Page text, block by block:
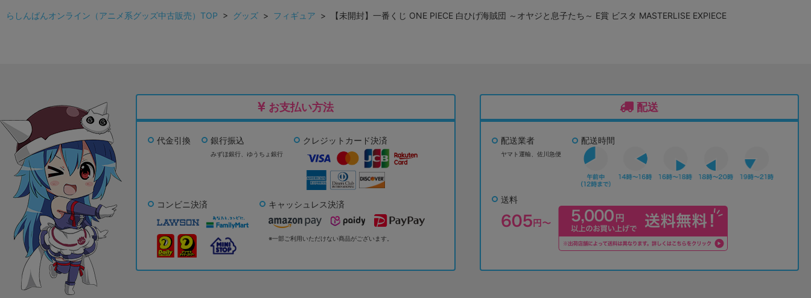
らしんばんオンライン（アニメ系グッズ中古販売）TOP > グッズ > フィギュア > 【未開封】一番くじ ONE PIECE 白ひげ海賊団 ～オヤジと息子たち～ E賞 ビスタ MASTERLISE EXPIECE
お支払い方法
代金引換 銀行振込
みずほ銀行、 ゆうちょ銀行
クレジットカード決済
コンビニ決済 キャッシュレス決済
※一部ご利用いただけない商品がございます。
配送
配送業者
ヤマト運輸、佐川急便
配送時間
送料